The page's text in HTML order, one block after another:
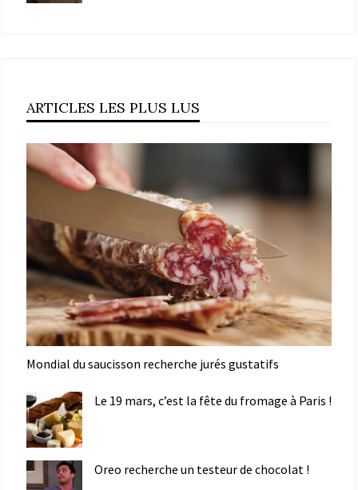
ARTICLES LES PLUS LUS
Mondial du saucisson recherche jurés gustatifs
Le 19 mars, c’est la fête du fromage à Paris !
Oreo recherche un testeur de chocolat !